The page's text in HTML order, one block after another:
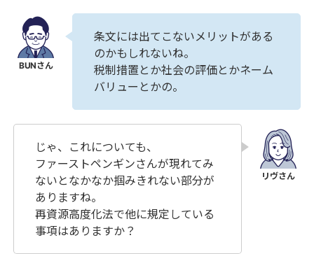
条文には出てこないメリットがある
のかもしれないね。
税制措置とか社会の評価とかネーム
バリューとかの。
じゃ、これについても、
ファーストペンギンさんが現れてみ
ないとなかなか掴みきれない部分が
ありますね。
再資源高度化法で他に規定している
事項はありますか？